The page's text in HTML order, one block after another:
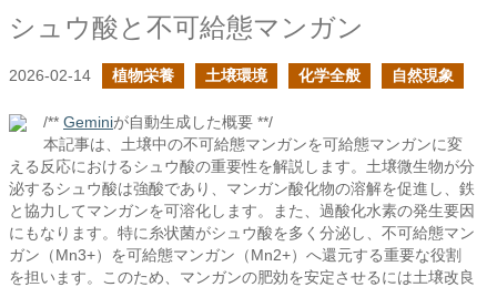
シュウ酸と不可給態マンガン
2026-02-14 植物栄養 土壌環境 化学全般 自然現象
/** Geminiが自動生成した概要 **/
本記事は、土壌中の不可給態マンガンを可給態マンガンに変
える反応におけるシュウ酸の重要性を解説します。土壌微生物が分
泌するシュウ酸は強酸であり、マンガン酸化物の溶解を促進し、鉄
と協力してマンガンを可溶化します。また、過酸化水素の発生要因
にもなります。特に糸状菌がシュウ酸を多く分泌し、不可給態マン
ガン（Mn3+）を可給態マンガン（Mn2+）へ還元する重要な役割
を担います。このため、マンガンの肥効を安定させるには土壌改良